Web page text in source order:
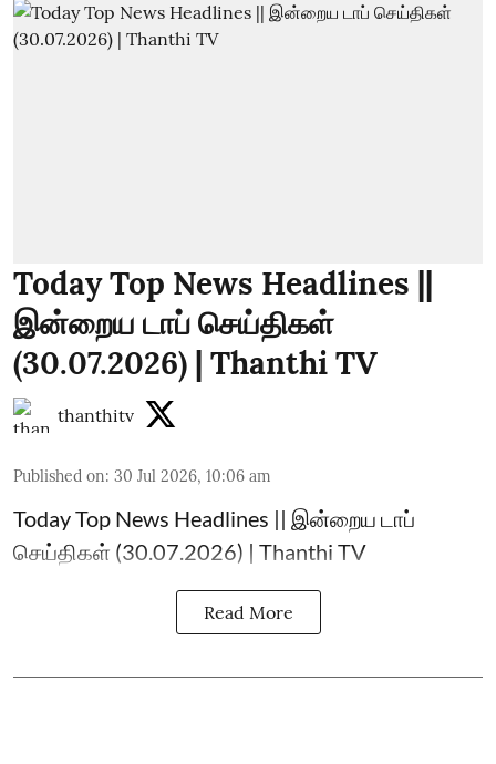
Today Top News Headlines ||
இன்றைய டாப் செய்திகள்
(30.07.2026) | Thanthi TV
thanthitv
Published on: 30 Jul 2026, 10:06 am
Today Top News Headlines || இன்றைய டாப்
செய்திகள் (30.07.2026) | Thanthi TV
Read More